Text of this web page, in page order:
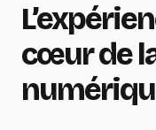
cœur de